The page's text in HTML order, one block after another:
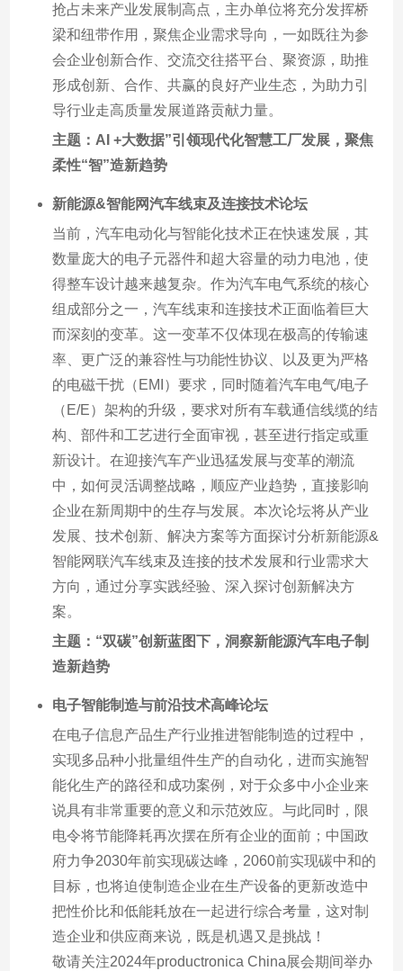
抢占未来产业发展制高点，主办单位将充分发挥桥
梁和纽带作用，聚焦企业需求导向，一如既往为参
会企业创新合作、交流交往搭平台、聚资源，助推
形成创新、合作、共赢的良好产业生态，为助力引
导行业走高质量发展道路贡献力量。
主题：AI +大数据”引领现代化智慧工厂发展，聚焦
柔性“智”造新趋势
新能源&智能网汽车线束及连接技术论坛
当前，汽车电动化与智能化技术正在快速发展，其
数量庞大的电子元器件和超大容量的动力电池，使
得整车设计越来越复杂。作为汽车电气系统的核心
组成部分之一，汽车线束和连接技术正面临着巨大
而深刻的变革。这一变革不仅体现在极高的传输速
率、更广泛的兼容性与功能性协议、以及更为严格
的电磁干扰（EMI）要求，同时随着汽车电气/电子
（E/E）架构的升级，要求对所有车载通信线缆的结
构、部件和工艺进行全面审视，甚至进行指定或重
新设计。在迎接汽车产业迅猛发展与变革的潮流
中，如何灵活调整战略，顺应产业趋势，直接影响
企业在新周期中的生存与发展。本次论坛将从产业
发展、技术创新、解决方案等方面探讨分析新能源&
智能网联汽车线束及连接的技术发展和行业需求大
方向，通过分享实践经验、深入探讨创新解决方
案。
主题：“双碳”创新蓝图下，洞察新能源汽车电子制
造新趋势
电子智能制造与前沿技术高峰论坛
在电子信息产品生产行业推进智能制造的过程中，
实现多品种小批量组件生产的自动化，进而实施智
能化生产的路径和成功案例，对于众多中小企业来
说具有非常重要的意义和示范效应。与此同时，限
电令将节能降耗再次摆在所有企业的面前；中国政
府力争2030年前实现碳达峰，2060前实现碳中和的
目标，也将迫使制造企业在生产设备的更新改造中
把性价比和低能耗放在一起进行综合考量，这对制
造企业和供应商来说，既是机遇又是挑战！
敬请关注2024年productronica China展会期间举办